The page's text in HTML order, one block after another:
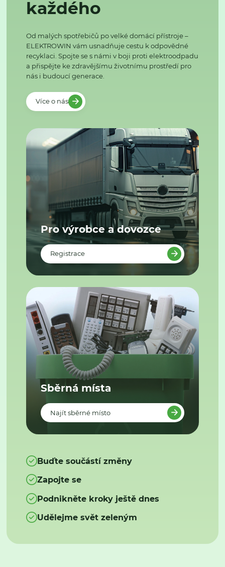
každého
Od malých spotřebičů po velké domácí přístroje –
ELEKTROWIN vám usnadňuje cestu k odpovědné
recyklaci. Spojte se s námi v boji proti elektroodpadu
a přispějte ke zdravějšímu životnímu prostředí pro
nás i budoucí generace.
Více o nás
Pro výrobce a dovozce
Registrace
Sběrná místa
Najít sběrné místo
Buďte součástí změny
Zapojte se
Podnikněte kroky ještě dnes
Udělejme svět zeleným